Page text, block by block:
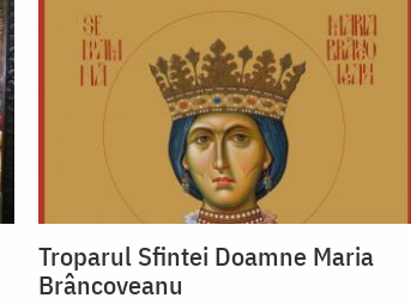
Troparul Sfintei Doamne Maria
Brâncoveanu